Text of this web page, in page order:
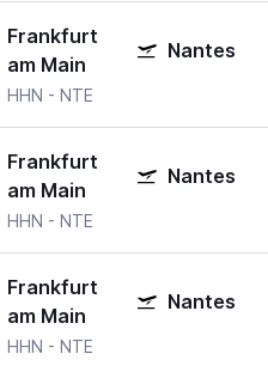
Frankfurt
am Main
Nantes
HHN - NTE
Frankfurt
am Main
Nantes
HHN - NTE
Frankfurt
am Main
Nantes
HHN - NTE